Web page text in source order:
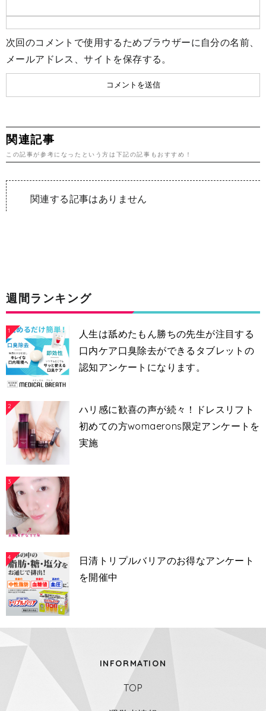
次回のコメントで使用するためブラウザーに自分の名前、
メールアドレス、サイトを保存する。
関連記事
この記事が参考になったという方は下記の記事もおすすめ！
関連する記事はありません
週間ランキング
1
人生は舐めたもん勝ちの先生が注目する
口内ケア口臭除去ができるタブレットの
認知アンケートになります。
2
ハリ感に歓喜の声が続々！ドレスリフト
初めての方womaerons限定アンケートを
実施
3
4
日清トリプルバリアのお得なアンケート
を開催中
INFORMATION
TOP